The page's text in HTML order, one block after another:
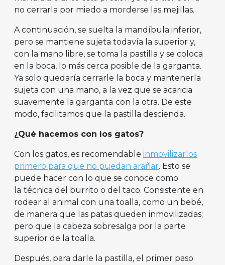
no cerrarla por miedo a morderse las mejillas.
A continuación, se suelta la mandíbula inferior,
pero se mantiene sujeta todavía la superior y,
con la mano libre, se toma la pastilla y se coloca
en la boca, lo más cerca posible de la garganta.
Ya solo quedaría cerrarle la boca y mantenerla
sujeta con una mano, a la vez que se acaricia
suavemente la garganta con la otra. De este
modo, facilitamos que la pastilla descienda.
¿Qué hacemos con los gatos?
Con los gatos, es recomendable inmovilizarlos
primero para que no puedan arañar. Esto se
puede hacer con lo que se conoce como
la técnica del burrito o del taco. Consistente en
rodear al animal con una toalla, como un bebé,
de manera que las patas queden inmovilizadas;
pero que la cabeza sobresalga por la parte
superior de la toalla.
Después, para darle la pastilla, el primer paso